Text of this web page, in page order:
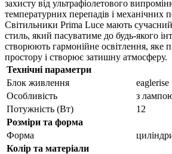
захисту від ультрафіолетового
температурних перепадів і механічних
Світильники Prima Luce мають
стиль, який пасуватиме до будь-якого
створюють гармонійне освітлення, яке
простору і створює затишну атмосферу.
Технічні параметри
Блок живлення
eaglerise
Особливість
з
Потужність (Вт)
12
Розміри та форма
Форма
Колір та матеріали